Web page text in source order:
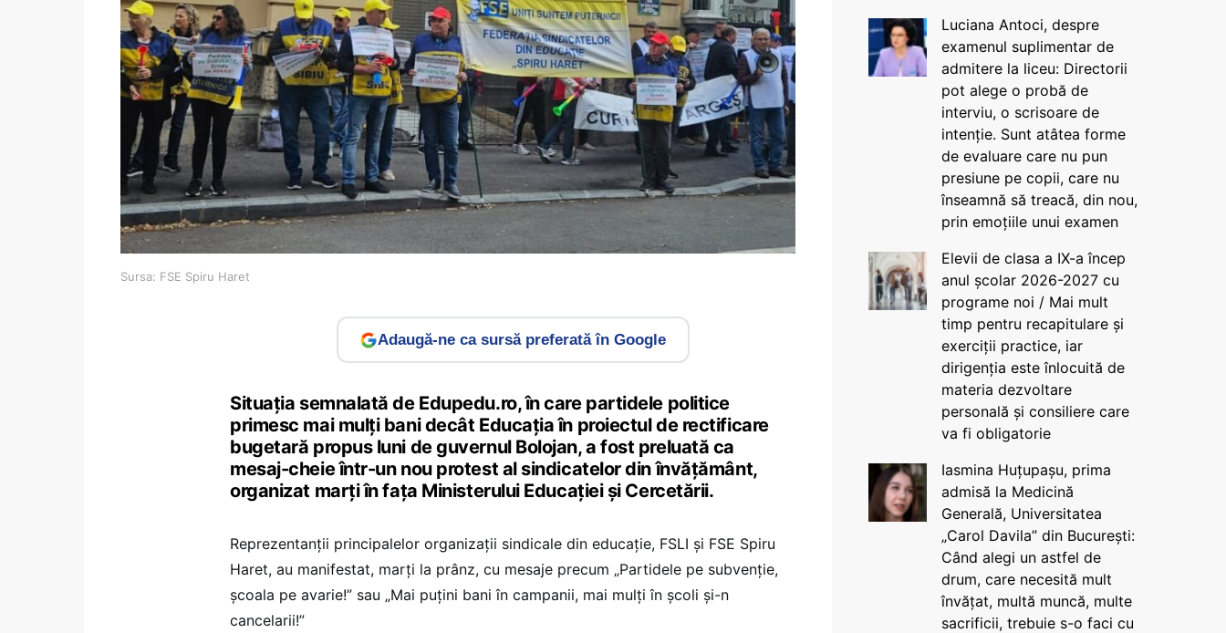
Sursa: FSE Spiru Haret
Adaugă-ne ca sursă preferată în Google
Situația semnalată de Edupedu.ro, în care partidele politice
primesc mai mulți bani decât Educația în proiectul de rectificare
bugetară propus luni de guvernul Bolojan, a fost preluată ca
mesaj-cheie într-un nou protest al sindicatelor din învățământ,
organizat marți în fața Ministerului Educației și Cercetării.
Reprezentanții principalelor organizații sindicale din educație, FSLI și FSE Spiru
Haret, au manifestat, marți la prânz, cu mesaje precum „Partidele pe subvenție,
școala pe avarie!” sau „Mai puțini bani în campanii, mai mulți în școli și-n
cancelarii!”
Luciana Antoci, despre
examenul suplimentar de
admitere la liceu: Directorii
pot alege o probă de
interviu, o scrisoare de
intenție. Sunt atâtea forme
de evaluare care nu pun
presiune pe copii, care nu
înseamnă să treacă, din nou,
prin emoțiile unui examen
Elevii de clasa a IX-a încep
anul școlar 2026-2027 cu
programe noi / Mai mult
timp pentru recapitulare și
exerciții practice, iar
dirigenția este înlocuită de
materia dezvoltare
personală și consiliere care
va fi obligatorie
Iasmina Huțupașu, prima
admisă la Medicină
Generală, Universitatea
„Carol Davila” din București:
Când alegi un astfel de
drum, care necesită mult
învățat, multă muncă, multe
sacrificii, trebuie s-o faci cu